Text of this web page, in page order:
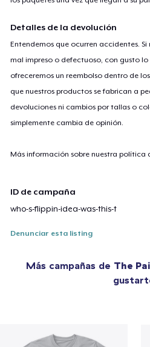
Detalles de la devolución
Entendemos que ocurren accidentes.
mal impreso o defectuoso, con gusto
ofreceremos un reembolso dentro de
que nuestros productos se fabrican a
devoluciones ni cambios por tallas o
simplemente cambia de opinión.
Más información sobre nuestra política
ID de campaña
who-s-flippin-idea-was-this-t
Denunciar esta listing
Más campañas de The